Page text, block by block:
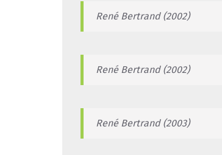
René Bertrand (2002)
René Bertrand (2002)
René Bertrand (2003)